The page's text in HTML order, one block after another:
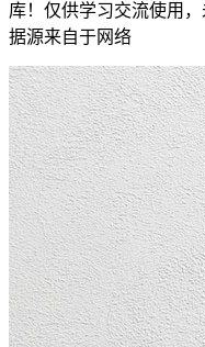
库！仅供学习交流使用
据源来自于网络